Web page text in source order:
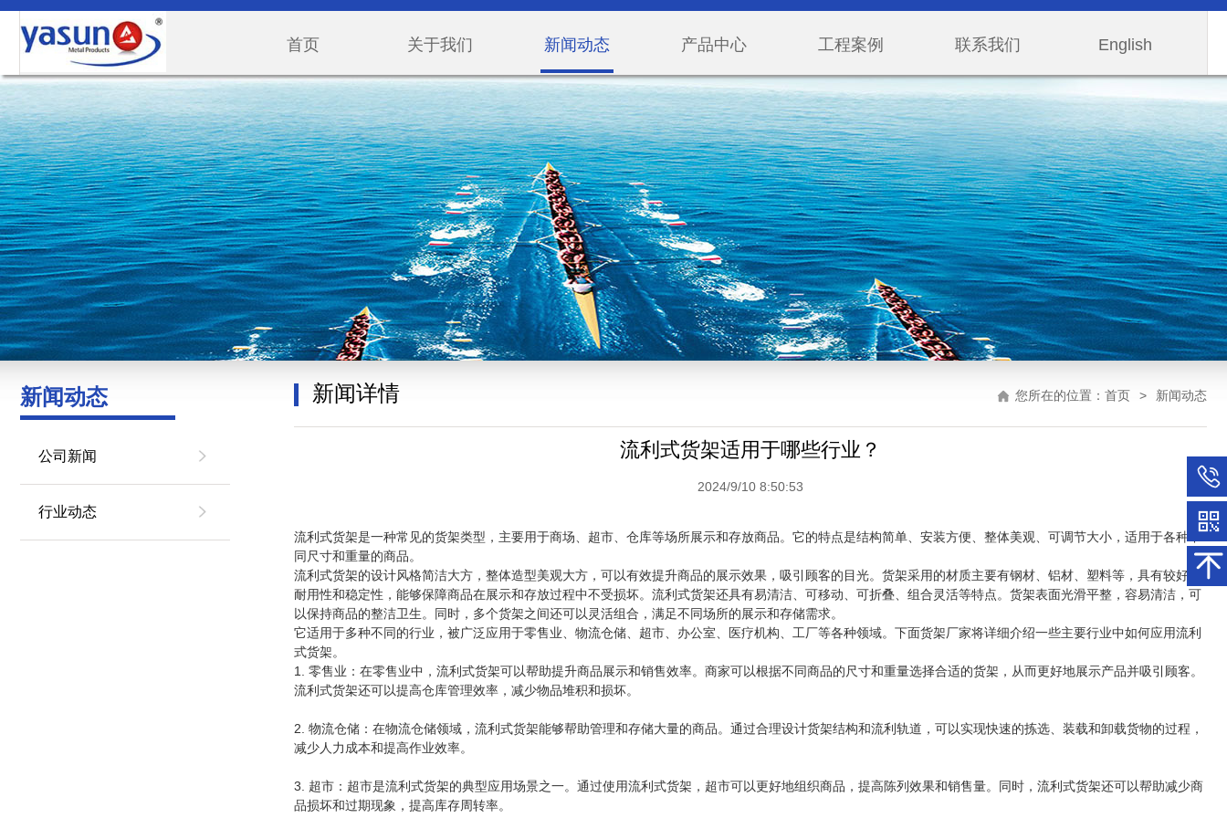
首页 关于我们 新闻动态 产品中心 工程案例 联系我们 English
新闻动态
公司新闻
行业动态
新闻详情 您所在的位置： 首页 > 新闻动态
流利式货架适用于哪些行业？
2024/9/10 8:50:53
流利式货架是一种常见的货架类型，主要用于商场、超市、仓库等场所展示和存放商品。它的特点是结构简单、安装方便、整体美观、可调节大小，适用于各种不
同尺寸和重量的商品。
流利式货架的设计风格简洁大方，整体造型美观大方，可以有效提升商品的展示效果，吸引顾客的目光。货架采用的材质主要有钢材、铝材、塑料等，具有较好的
耐用性和稳定性，能够保障商品在展示和存放过程中不受损坏。流利式货架还具有易清洁、可移动、可折叠、组合灵活等特点。货架表面光滑平整，容易清洁，可
以保持商品的整洁卫生。同时，多个货架之间还可以灵活组合，满足不同场所的展示和存储需求。
它适用于多种不同的行业，被广泛应用于零售业、物流仓储、超市、办公室、医疗机构、工厂等各种领域。下面货架厂家将详细介绍一些主要行业中如何应用流利
式货架。
1. 零售业：在零售业中，流利式货架可以帮助提升商品展示和销售效率。商家可以根据不同商品的尺寸和重量选择合适的货架，从而更好地展示产品并吸引顾客。
流利式货架还可以提高仓库管理效率，减少物品堆积和损坏。
2. 物流仓储：在物流仓储领域，流利式货架能够帮助管理和存储大量的商品。通过合理设计货架结构和流利轨道，可以实现快速的拣选、装载和卸载货物的过程，
减少人力成本和提高作业效率。
3. 超市：超市是流利式货架的典型应用场景之一。通过使用流利式货架，超市可以更好地组织商品，提高陈列效果和销售量。同时，流利式货架还可以帮助减少商
品损坏和过期现象，提高库存周转率。